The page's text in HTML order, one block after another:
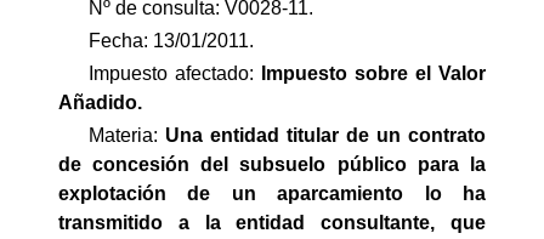
Nº de consulta: V0028-11.
Fecha: 13/01/2011.
Impuesto afectado:
Impuesto sobre el Valor
Añadido.
Materia: Una entidad titular de un contrato
de concesión del subsuelo público para la
explotación de un aparcamiento lo ha
transmitido a la entidad consultante, que